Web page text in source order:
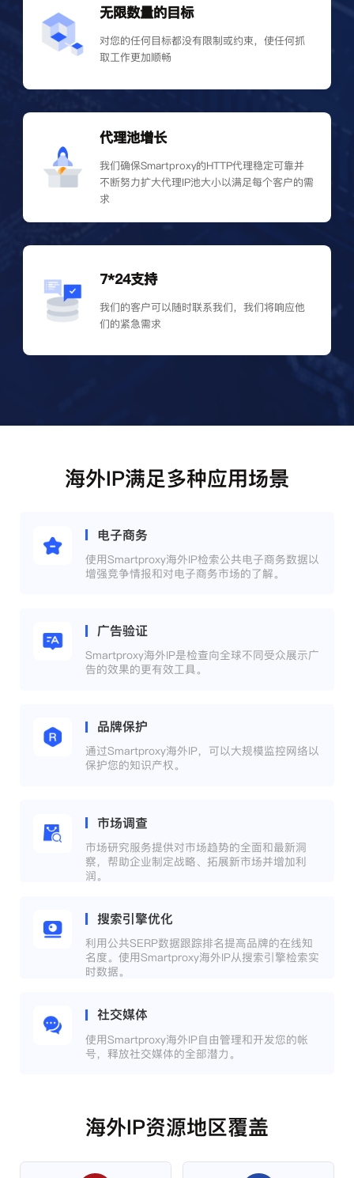
无限数量的目标
对您的任何目标都没有限制或约束，使任何抓
取工作更加顺畅
代理池增长
我们确保Smartproxy的HTTP代理稳定可靠并
不断努力扩大代理IP池大小以满足每个客户的需
求
7*24支持
我们的客户可以随时联系我们，我们将响应他
们的紧急需求
海外IP满足多种应用场景
电子商务
使用Smartproxy海外IP检索公共电子商务数据以
增强竞争情报和对电子商务市场的了解。
广告验证
Smartproxy海外IP是检查向全球不同受众展示广
告的效果的更有效工具。
品牌保护
通过Smartproxy海外IP，可以大规模监控网络以
保护您的知识产权。
市场调查
市场研究服务提供对市场趋势的全面和最新洞
察，帮助企业制定战略、拓展新市场并增加利
润。
搜索引擎优化
利用公共SERP数据跟踪排名提高品牌的在线知
名度。使用Smartproxy海外IP从搜索引擎检索实
时数据。
社交媒体
使用Smartproxy海外IP自由管理和开发您的帐
号，释放社交媒体的全部潜力。
海外IP资源地区覆盖